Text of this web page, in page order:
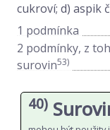
cukroví; d) aspik
1 podmínka
2 podmínky, z
surovin53)
40)